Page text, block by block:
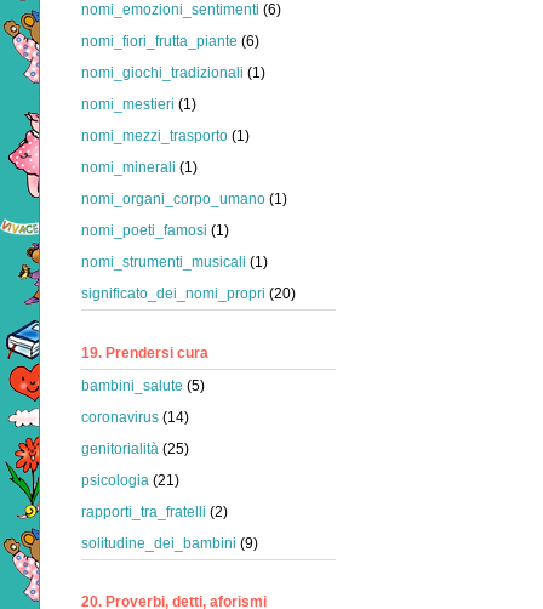
nomi_emozioni_sentimenti (6)
nomi_fiori_frutta_piante (6)
nomi_giochi_tradizionali (1)
nomi_mestieri (1)
nomi_mezzi_trasporto (1)
nomi_minerali (1)
nomi_organi_corpo_umano (1)
nomi_poeti_famosi (1)
nomi_strumenti_musicali (1)
significato_dei_nomi_propri (20)
19. Prendersi cura
bambini_salute (5)
coronavirus (14)
genitorialità (25)
psicologia (21)
rapporti_tra_fratelli (2)
solitudine_dei_bambini (9)
20. Proverbi, detti, aforismi